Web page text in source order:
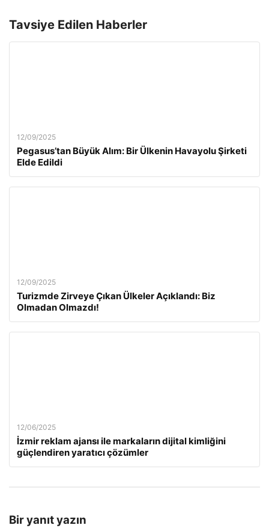
Tavsiye Edilen Haberler
12/09/2025
Pegasus’tan Büyük Alım: Bir Ülkenin Havayolu Şirketi
Elde Edildi
12/09/2025
Turizmde Zirveye Çıkan Ülkeler Açıklandı: Biz
Olmadan Olmazdı!
12/06/2025
İzmir reklam ajansı ile markaların dijital kimliğini
güçlendiren yaratıcı çözümler
Bir yanıt yazın